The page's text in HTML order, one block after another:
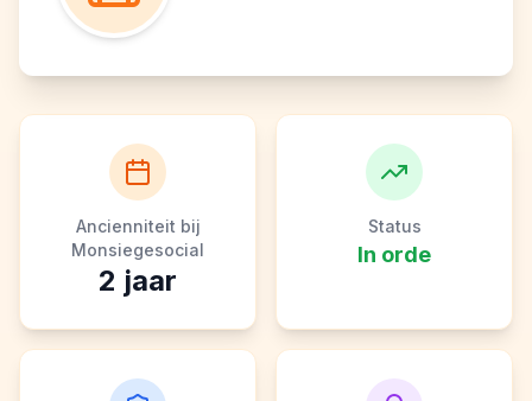
Ancienniteit bij
Monsiegesocial
2 jaar
Status
In orde